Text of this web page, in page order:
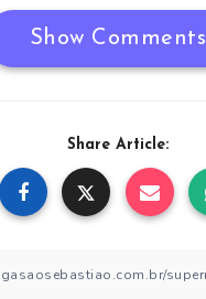
Show Comments
Share Article: